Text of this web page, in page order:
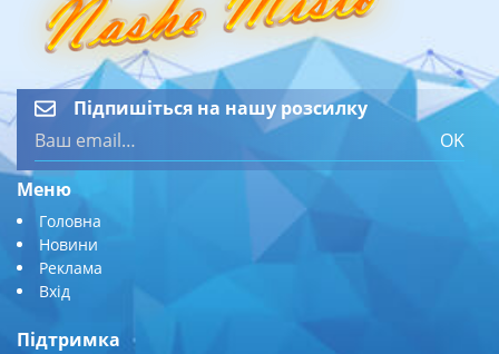
Підпишіться на нашу розсилку
OK
Меню
Головна
Новини
Реклама
Вхід
Підтримка